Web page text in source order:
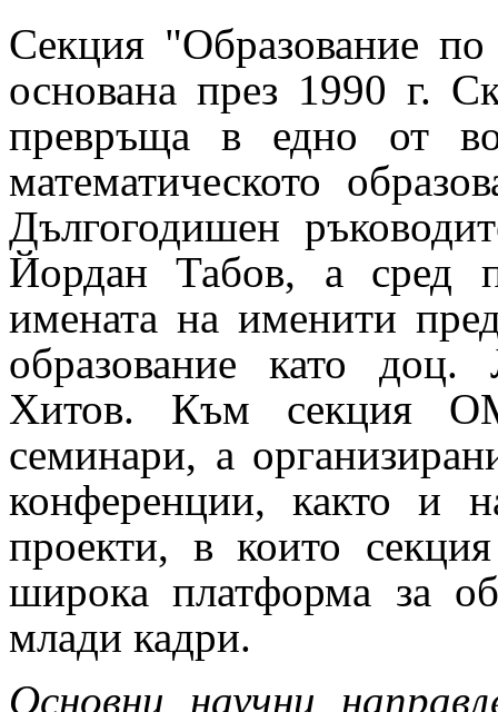
Секция "Образование
основана през 1990 г.
превръща в едно от
математическото
Дългогодишен
Йордан Табов, а сред
имената на именити
образование като
Хитов. Към секция
семинари, а
конференции, както и
проекти, в които
широка платформа за
млади кадри.
Основни научни